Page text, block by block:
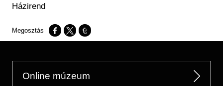
Házirend
Opens in a new window
Opens in a new window
Opens in a new window
Online múzeum